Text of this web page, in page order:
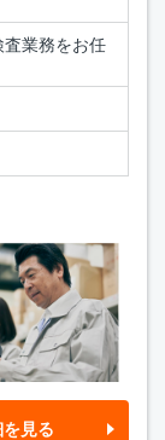
査業務をお任
見る